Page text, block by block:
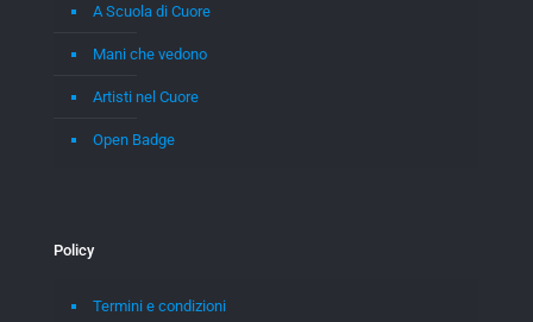
A Scuola di Cuore
Mani che vedono
Artisti nel Cuore
Open Badge
Policy
Termini e condizioni